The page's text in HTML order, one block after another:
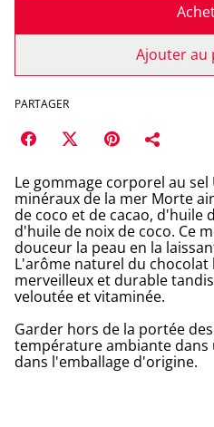
Ajouter au
PARTAGER
Le gommage corporel au
minéraux de la mer Morte
de coco et de cacao, d'huile
d'huile de noix de coco. Ce
douceur la peau en la
L'arôme naturel du chocolat
merveilleux et durable
veloutée et vitaminée.
Garder hors de la portée
température ambiante
dans l'emballage d'origine.